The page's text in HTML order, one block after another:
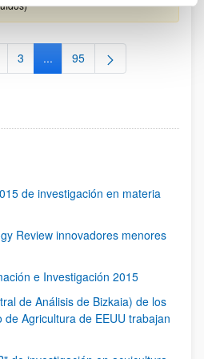
Página
3 ...Páginas intermedias Use TAB
Página
95
de investigación en materia
Review innovadores menores
e Investigación 2015
de Análisis de Bizkaia) de los
Agricultura de EEUU trabajan